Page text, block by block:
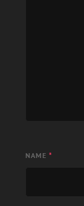
NAME *